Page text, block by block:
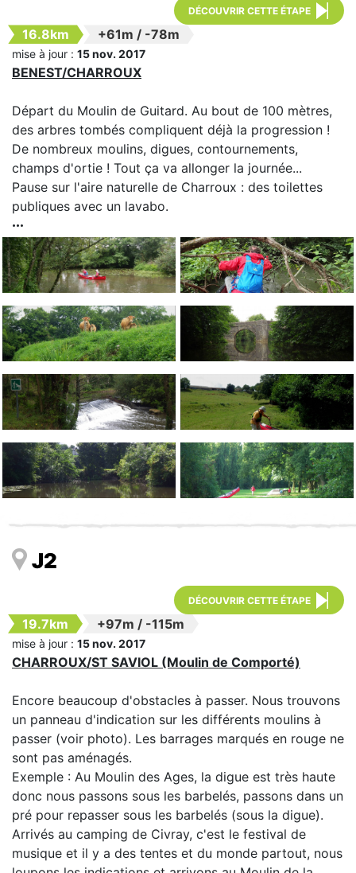
DÉCOUVRIR CETTE ÉTAPE
16.8km +61m / -78m
mise à jour : 15 nov. 2017
BENEST/CHARROUX
Départ du Moulin de Guitard. Au bout de 100 mètres,
des arbres tombés compliquent déjà la progression !
De nombreux moulins, digues, contournements,
champs d'ortie ! Tout ça va allonger la journée...
Pause sur l'aire naturelle de Charroux : des toilettes
publiques avec un lavabo.
J2
DÉCOUVRIR CETTE ÉTAPE
19.7km +97m / -115m
mise à jour : 15 nov. 2017
CHARROUX/ST SAVIOL (Moulin de Comporté)
Encore beaucoup d'obstacles à passer. Nous trouvons
un panneau d'indication sur les différents moulins à
passer (voir photo). Les barrages marqués en rouge ne
sont pas aménagés.
Exemple : Au Moulin des Ages, la digue est très haute
donc nous passons sous les barbelés, passons dans un
pré pour repasser sous les barbelés (sous la digue).
Arrivés au camping de Civray, c'est le festival de
musique et il y a des tentes et du monde partout, nous